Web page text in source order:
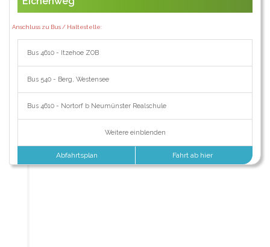
Anschluss zu Bus / Haltestelle:
Bus 4610 - Itzehoe ZOB
Bus 540 - Berg, Westensee
Bus 4610 - Nortorf b Neumünster Realschule
Weitere einblenden
Abfahrtsplan Fahrt ab hier